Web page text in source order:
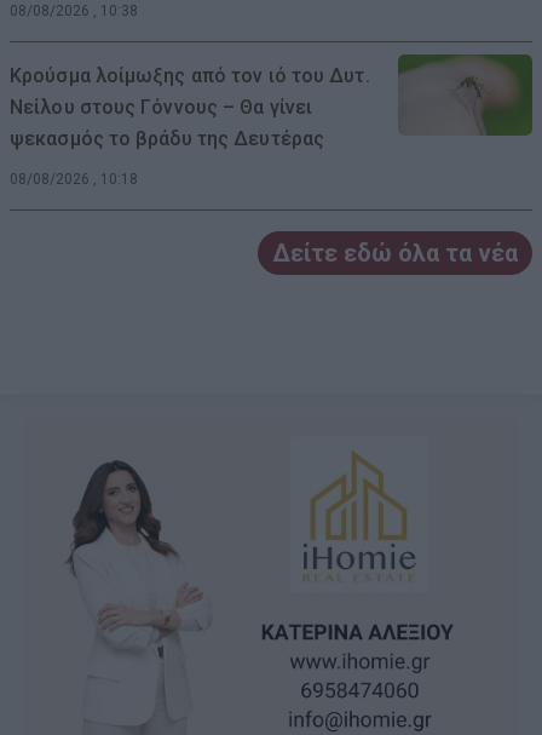
08/08/2026 , 10:38
Κρούσμα λοίμωξης από τον ιό του Δυτ.
Νείλου στους Γόννους – Θα γίνει
ψεκασμός το βράδυ της Δευτέρας
08/08/2026 , 10:18
Δείτε εδώ όλα τα νέα